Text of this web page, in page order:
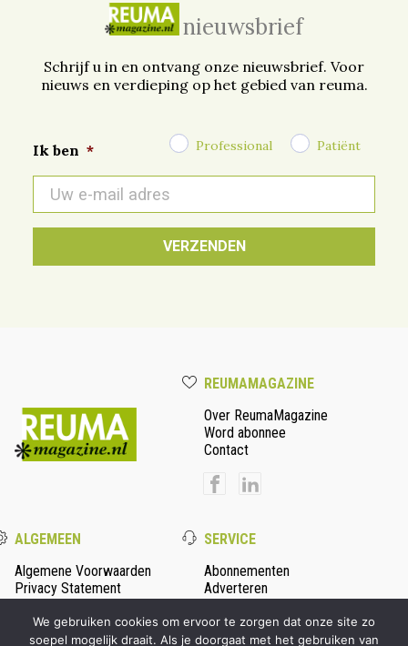
nieuwsbrief
Schrijf u in en ontvang onze nieuwsbrief. Voor
nieuws en verdieping op het gebied van reuma.
Ik ben * Professional Patiënt
mail
*
REUMAMAGAZINE
Over ReumaMagazine
Word abonnee
Contact
ALGEMEEN
Algemene Voorwaarden
Privacy Statement
SERVICE
Abonnementen
Adverteren
We gebruiken cookies om ervoor te zorgen dat onze site zo
soepel mogelijk draait. Als je doorgaat met het gebruiken van